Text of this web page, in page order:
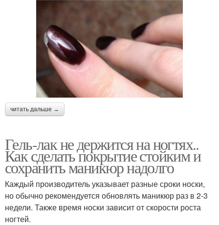
читать дальше →
Гель-лак не держится на ногтях..
Как сделать покрытие стойким и
сохранить маникюр надолго
Каждый производитель указывает разные сроки носки,
но обычно рекомендуется обновлять маникюр раз в 2-3
недели. Также время носки зависит от скорости роста
ногтей.